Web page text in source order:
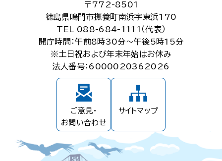
〒772-8501
徳島県鳴門市撫養町南浜字東浜170
TEL 088-684-1111（代表）
開庁時間：午前8時30分～午後5時15分
※土日祝および年末年始はお休み
法人番号：6000020362026
ご意見・
お問い合わせ
サイトマップ